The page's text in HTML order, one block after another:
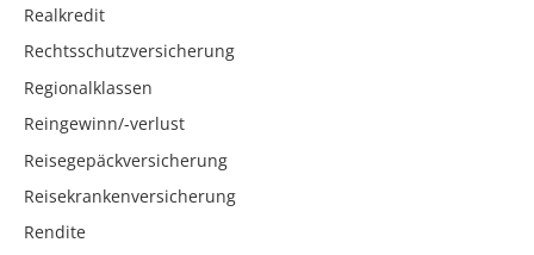
Realkredit
Rechtsschutzversicherung
Regionalklassen
Reingewinn/-verlust
Reisegepäckversicherung
Reisekrankenversicherung
Rendite